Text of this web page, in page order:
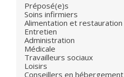
Préposé(e)s
Soins infirmiers
Alimentation et restauration
Entretien
Administration
Médicale
Travailleurs sociaux
Loisirs
Conseillers en hébergement